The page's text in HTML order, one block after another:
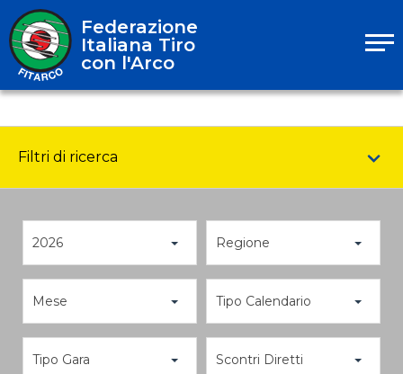
Federazione
Italiana Tiro
con l'Arco
Filtri di ricerca
2026 Regione
Mese Tipo Calendario
Tipo Gara Scontri Diretti